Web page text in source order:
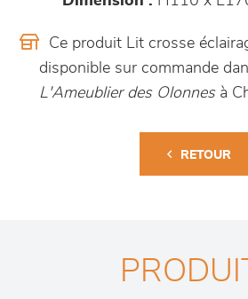
Ce produit Lit crosse
disponible sur commande
L'Ameublier des Olonnesà
RETOUR